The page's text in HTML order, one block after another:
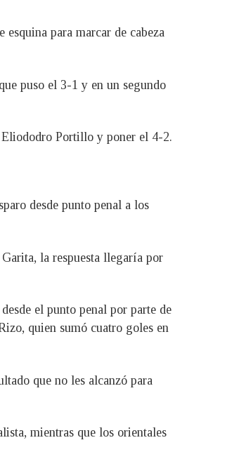
para marcar de cabeza
puso el 3-1 y en un segundo
Eliododro Portillo y poner el 4-2.
desde punto penal a los
la respuesta llegaría por
el punto penal por parte de
quien sumó cuatro goles en
que no les alcanzó para
mientras que los orientales